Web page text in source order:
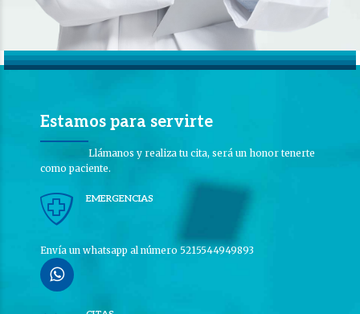
Estamos para servirte
Llámanos y realiza tu cita, será un honor tenerte
como paciente.
EMERGENCIAS
Envía un whatsapp al número 5215544949893